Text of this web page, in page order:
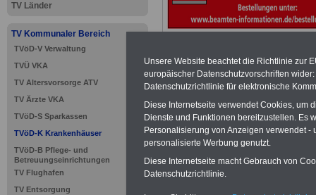
TV Länder
TV Kommunaler Bereich
TVöD-V Verwaltung
TVÜ VKA
TV Altersvorsorge ATV
TV Ärzte VKA
TVöD-S Sparkassen
TVöD-K Krankenhäuser
TVöD-B Pflege- und
Betreuungseinrichtungen
TV Flughafen
TV Entsorgung
>>>zur
Krankenhäuser
Unsere Website beachtet die Richtlinie zur
europäischer Datenschutzvorschriften
Datenschutzrichtlinie für elektronische
Diese Internetseite verwendet Cookies, um
Dienste und Funktionen bereitzustellen. Es
Personalisierung von Anzeigen verwendet
personalisierte Werbung genutzt.
Diese Internetseite macht Gebrauch von
Datenschutzrichtlinie.